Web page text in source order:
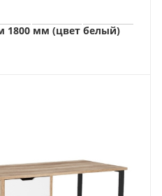
1800 мм (цвет белый)